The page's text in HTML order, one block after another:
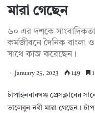
মারা গেছেন
৬০ এর দশকে
কর্মজীবনে দৈনিক বাংলা
সাথে কাজ করেছেন।
January 25, 2023 149
চাঁপাইনবাবগঞ্জ প্রেসক্লাবের
তালেবুন নবী মারা গেছেন।